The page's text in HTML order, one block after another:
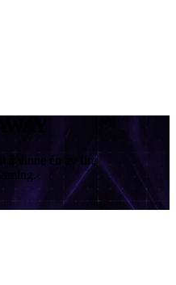
å vinne én av fire